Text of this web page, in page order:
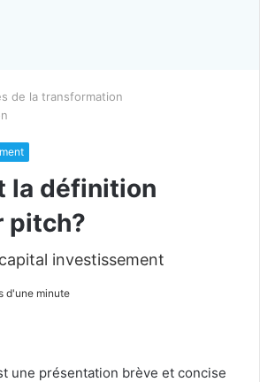
de la transformation
la définition
pitch?
investissement
d'une minute
une présentation brève et concise